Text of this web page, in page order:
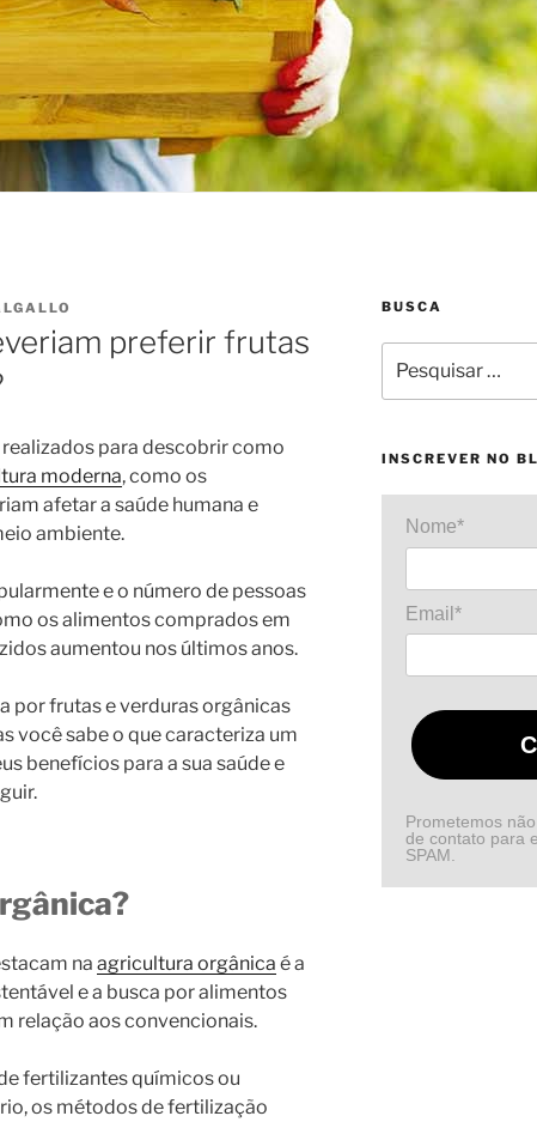
preferir frutas
para descobrir como
moderna, como os
afetar a saúde humana e
ambiente.
e o número de pessoas
os alimentos comprados em
aumentou nos últimos anos.
por frutas e verduras orgânicas
você sabe o que caracteriza um
benefícios para a sua saúde e
na agricultura orgânica é a
e a busca por alimentos
relação aos convencionais.
fertilizantes químicos ou
os métodos de fertilização
BUSCA
por:
INSCREVER NO
Nome*
Email*
Prometemos
de contato para
SPAM.